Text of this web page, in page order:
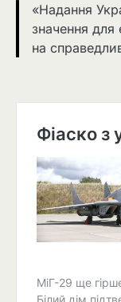
«Надання
значення для
на